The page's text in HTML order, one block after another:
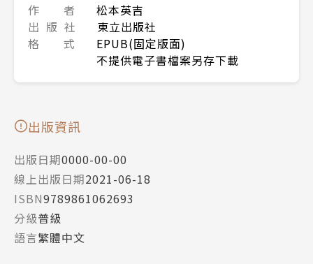
作 者
松本英吉
出 版 社
東立出版社
格 式
EPUB(固定版面)
不提供電子書檔案另存下載
出版資訊
出版日期0000-00-00
線上出版日期2021-06-18
ISBN9789861062693
分級普級
語言繁體中文